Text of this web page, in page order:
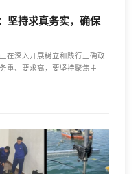
坚持求真务实，确保
在深入开展树立和践行正确政
重、要求高，要坚持聚焦主